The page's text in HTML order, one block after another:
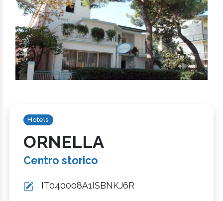
Hotels
ORNELLA
Centro storico
IT040008A1ISBNKJ6R